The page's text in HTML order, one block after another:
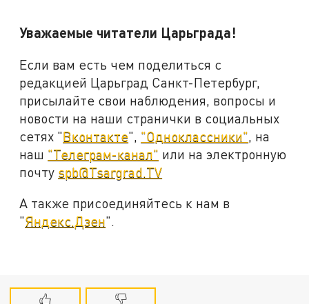
Уважаемые читатели Царьграда!
Если вам есть чем поделиться с
редакцией Царьград Санкт-Петербург,
присылайте свои наблюдения, вопросы и
новости на наши странички в социальных
сетях "Вконтакте", "Одноклассники" , на
наш "Телеграм-канал" или на электронную
почту spb@Tsargrad.TV
А также присоединяйтесь к нам в
"Яндекс.Дзен".